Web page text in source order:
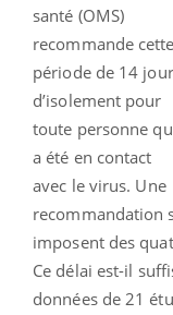
santé (OMS)
recommande cette
période de 14
d’isolement pour
toute personne
a été en contact
avec le virus. Une
recommandation
imposent des
Ce délai est-il
données de 21